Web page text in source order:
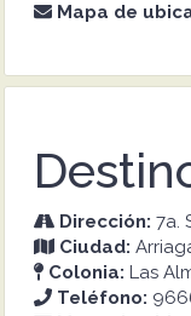
Mapa de
Dirección: 7a.
Ciudad:
Colonia: Las
Teléfono: